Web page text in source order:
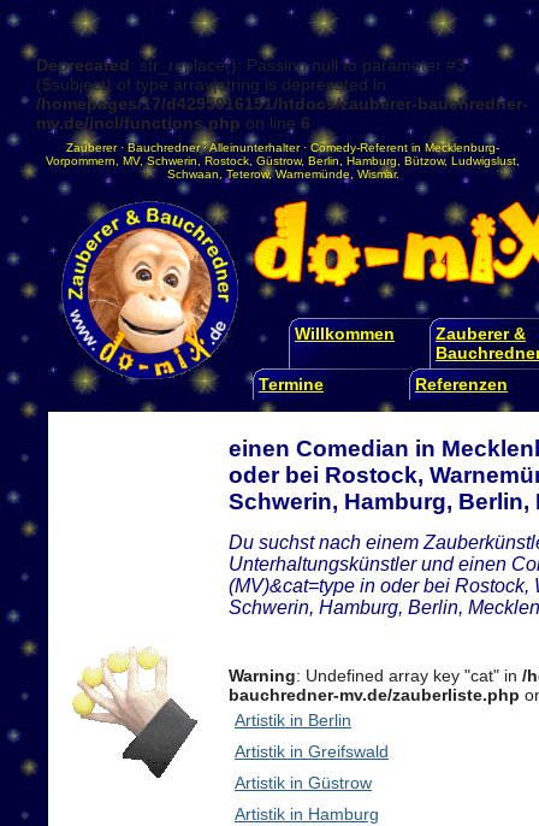
Deprecated: str_replace(): Passing null to parameter #3
($subject) of type array|string is deprecated in
/homepages/17/d4295016151/htdocs/zauberer-bauchredner-
mv.de/incl/functions.php on line 6
Zauberer·Bauchredner·Alleinunterhalter· Comedy-Referent in Mecklenburg-
Vorpommern
MV, Schwerin Rostock Güstrow, Berlin Hamburg Bützow, Ludwigslust
Schwaan ,Teterow,Warnemünde Wismar.
Willkommen
Zauberer &
Termine
Referenzen
einen Comedian in
oder bei Rostock,
Schwerin, Hamburg,
Du suchst nach einem
Unterhaltungskünstler und einen
(MV)&cat=type in oder bei Rostock,
Schwerin, Hamburg, Berlin,
Warning: Undefined array key "cat" in /
bauchredner-mv.de/zauberliste.php
Artistik in Berlin
Artistik in Greifswald
Artistik in Güstrow
Artistik in Hamburg